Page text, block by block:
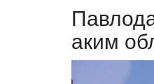
аким